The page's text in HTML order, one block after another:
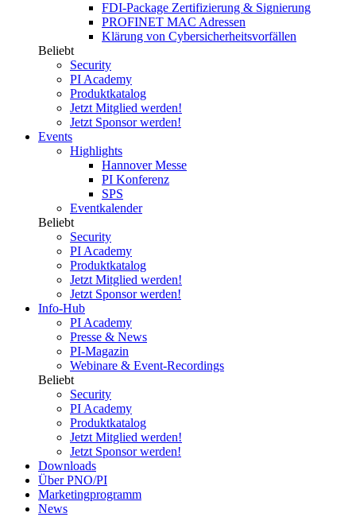
FDI-Package Zertifizierung & Signierung
PROFINET MAC Adressen
Klärung von Cybersicherheitsvorfällen
Beliebt
Security
PI Academy
Produktkatalog
Jetzt Mitglied werden!
Jetzt Sponsor werden!
Events
Highlights
Hannover Messe
PI Konferenz
SPS
Eventkalender
Beliebt
Security
PI Academy
Produktkatalog
Jetzt Mitglied werden!
Jetzt Sponsor werden!
Info-Hub
PI Academy
Presse & News
PI-Magazin
Webinare & Event-Recordings
Beliebt
Security
PI Academy
Produktkatalog
Jetzt Mitglied werden!
Jetzt Sponsor werden!
Downloads
Über PNO/PI
Marketingprogramm
News